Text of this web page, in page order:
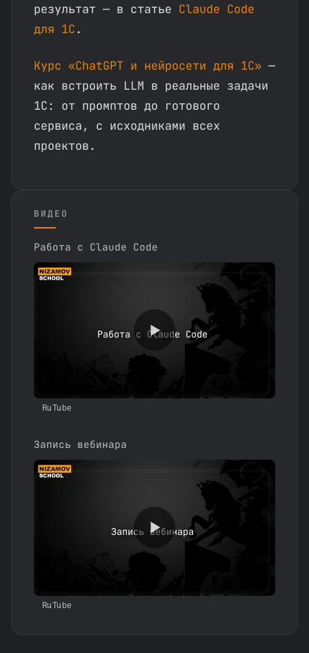
результат — в статье Claude Code
для 1С.
Курс «ChatGPT и нейросети для 1С» —
как встроить LLM в реальные задачи
1С: от промптов до готового
сервиса, с исходниками всех
проектов.
ВИДЕО
Работа с Claude Code
Работа с Claude Code
RuTube
Запись вебинара
Запись вебинара
RuTube